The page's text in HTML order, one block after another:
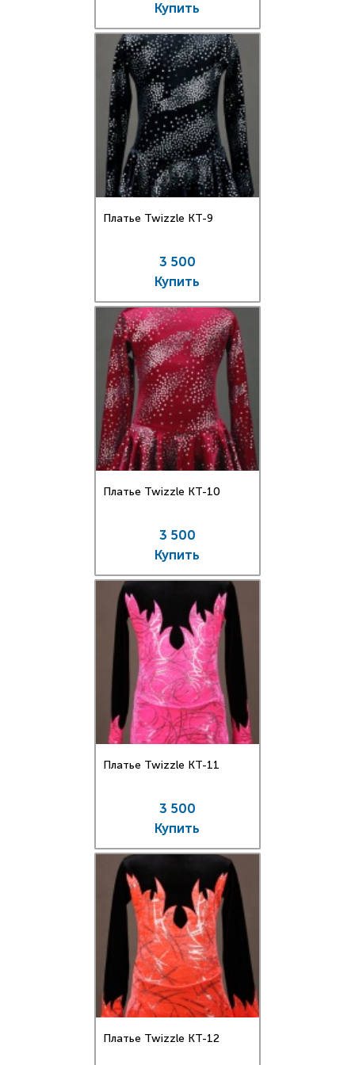
Купить
Платье Twizzle КT-9
3 500
Купить
Платье Twizzle КT-10
3 500
Купить
Платье Twizzle КT-11
3 500
Купить
Платье Twizzle КT-12